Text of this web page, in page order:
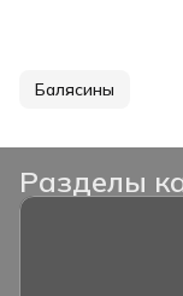
Балясины
Разделы